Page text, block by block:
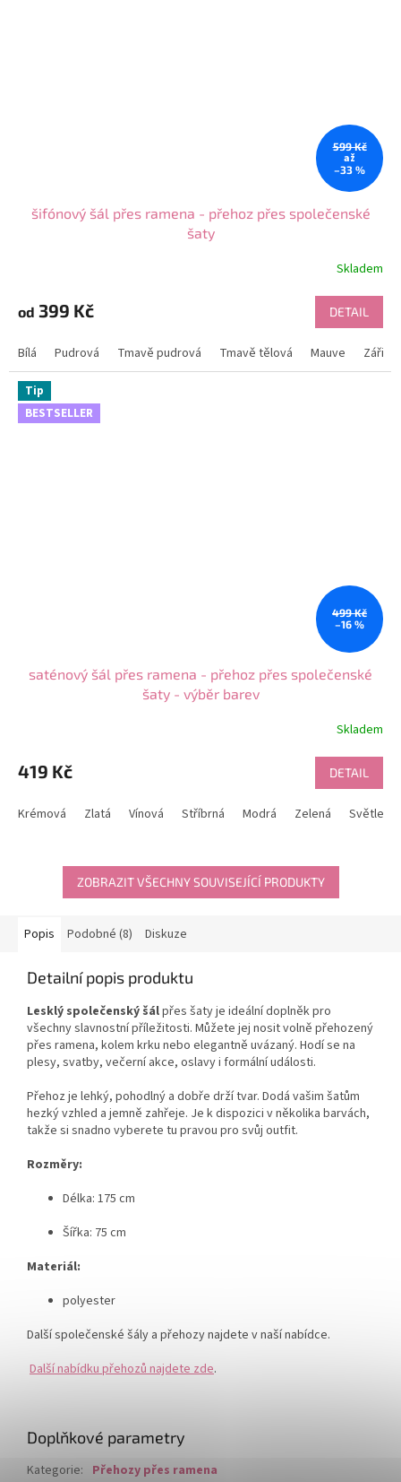
599 Kč
až
–33 %
šifónový šál přes ramena - přehoz přes společenské
šaty
produktu
je
z
5
hvězdiček.
Skladem
od 399 Kč DETAIL
Bílá Pudrová Tmavě pudrová Tmavě tělová Mauve Zářivě
Tip
BESTSELLER
499 Kč
–16 %
saténový šál přes ramena - přehoz přes společenské
šaty - výběr barev
produktu
je
z
Skladem
419 Kč DETAIL
Krémová Zlatá Vínová Stříbrná Modrá Zelená Světle
ZOBRAZIT VŠECHNY SOUVISEJÍCÍ PRODUKTY
Popis Podobné (8) Diskuze
Detailní popis produktu
Lesklý společenský šálpřes šaty je ideální doplněk pro
všechny slavnostní příležitosti. Můžete jej nosit volně přehozený
přes ramena, kolem krku nebo elegantně uvázaný. Hodí se na
plesy, svatby, večerní akce, oslavy i formální události.
Přehoz je lehký, pohodlný a dobře drží tvar. Dodá vašim šatům
hezký vzhled a jemně zahřeje. Je k dispozici v několika barvách,
takže si snadno vyberete tu pravou pro svůj outfit.
Rozměry:
Délka: 175 cm
Šířka: 75 cm
Materiál:
polyester
Další společenské šály a přehozy najdete v naší nabídce.
Další nabídku přehozů najdete zde.
Doplňkové parametry
Kategorie: Přehozy přes ramena